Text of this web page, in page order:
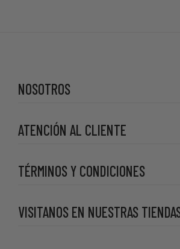
NOSOTROS
ATENCIÓN AL CLIENTE
TÉRMINOS Y CONDICIONES
VISITANOS EN NUESTRAS